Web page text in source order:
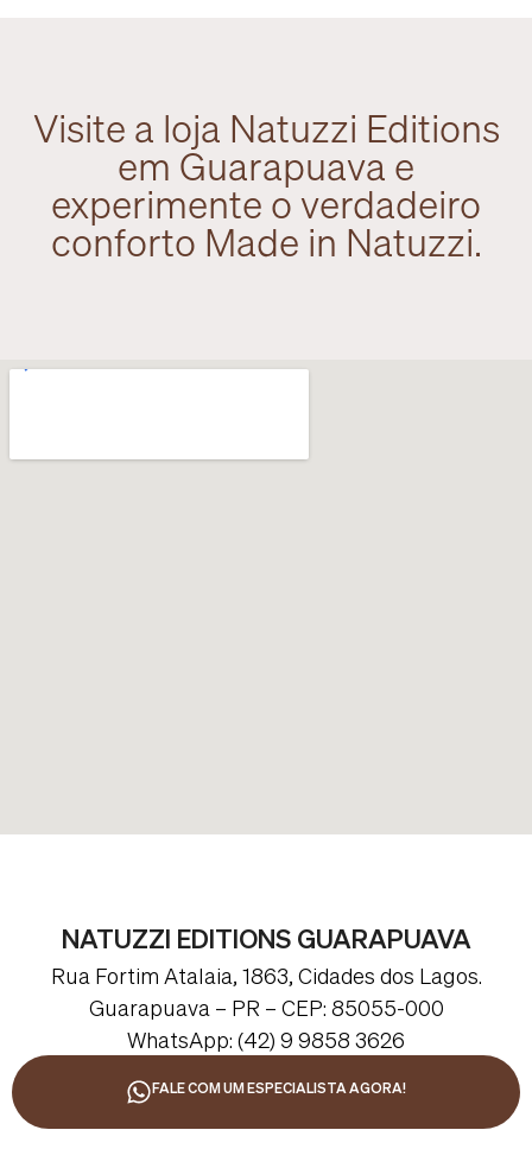
Visite a loja Natuzzi Editions
em Guarapuava e
experimente o verdadeiro
conforto Made in Natuzzi.
NATUZZI EDITIONS GUARAPUAVA
Rua Fortim Atalaia, 1863, Cidades dos Lagos.
Guarapuava – PR – CEP: 85055-000
WhatsApp: (42) 9 9858 3626
FALE COM UM ESPECIALISTA AGORA!